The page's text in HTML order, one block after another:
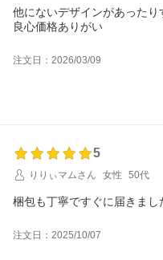
他にないデザインがあったり
良心価格ありがい
注文日：2026/03/09
5
りりぃマムさん
女性 50代
梱包も丁寧ですぐに届きまし
注文日：2025/10/07